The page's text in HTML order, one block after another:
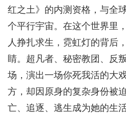
红之土》的内测资格，与全
个平行宇宙。在这个世界里
人挣扎求生，霓虹灯的背后
睛。超凡者、秘密教团、反
场，演出一场你死我活的大
方，却因原身的复杂身份被
亡、追逐、逃生成为她的生活